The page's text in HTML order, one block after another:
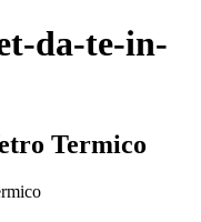
da-te-in-
Termico